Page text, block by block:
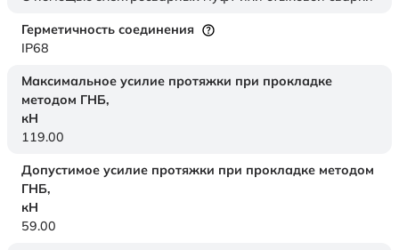
Герметичность соединения
IP68
Максимальное усилие протяжки при прокладке
методом ГНБ,
кН
119.00
Допустимое усилие протяжки при прокладке методом
ГНБ,
кН
59.00